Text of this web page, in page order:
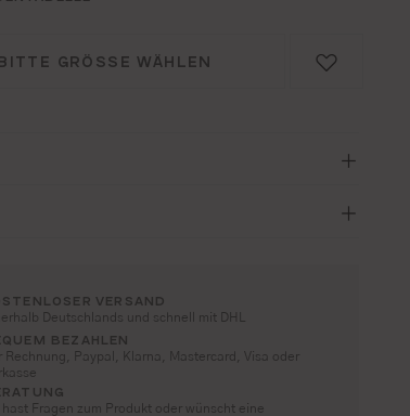
GRÖSSE WÄHLEN
VERSAND
Deutschlands und schnell mit DHL
BEZAHLEN
Rechnung, Paypal, Klarna, Mastercard, Visa oder
hast Fragen zum Produkt oder wünscht eine